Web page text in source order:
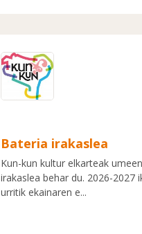
Bateria irakaslea
Kun-kun kultur elkarteak
irakaslea behar du. 2026-2027
urritik ekainaren e...